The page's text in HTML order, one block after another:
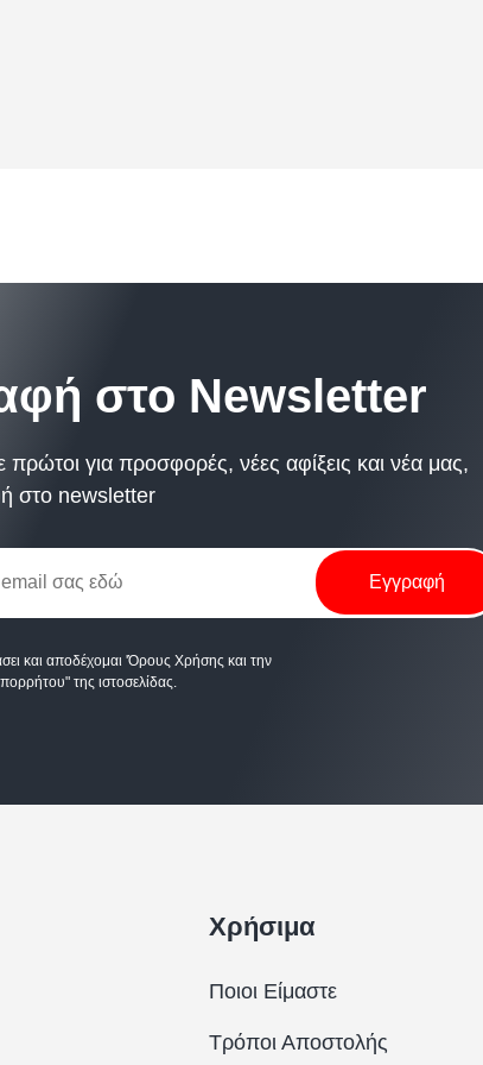
στο Newsletter
πρώτοι για προσφορές, νέες αφίξεις και νέα μας,
στο newsletter
και αποδέχομαι'Όρους Χρήσης και την
" της ιστοσελίδας.
Χρήσιμα
Ποιοι Είμαστε
Τρόποι Αποστολής